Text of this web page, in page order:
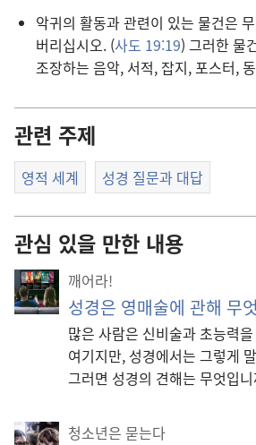
악귀의 활동과 관련이 있는 물건은
버리십시오. (사도 19:19) 그러한 물
조장하는 음악, 서적, 잡지, 포스터,
관련 주제
영적 세계 성경 질문과 대답
관심 있을 만한 내용
깨어라!
성경은 영매술에 관해 무
많은 사람은 신비술과 초능력
여기지만, 성경에서는 그렇게
그러면 성경의 견해는 무엇입
청소년은 묻는다